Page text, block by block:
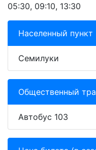
05:30, 09:10, 13:30
Населенный пункт
Семилуки
Общественный
Автобус 103